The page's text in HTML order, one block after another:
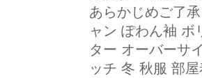
あらかじめご了
ャン ぽわん袖 ボ
ター オーバーサ
ッチ 冬 秋服 部